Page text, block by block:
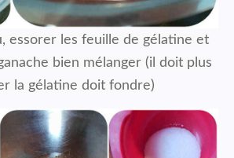
essorer les feuille de gélatine et
bien mélanger (il doit plus
la gélatine doit fondre)